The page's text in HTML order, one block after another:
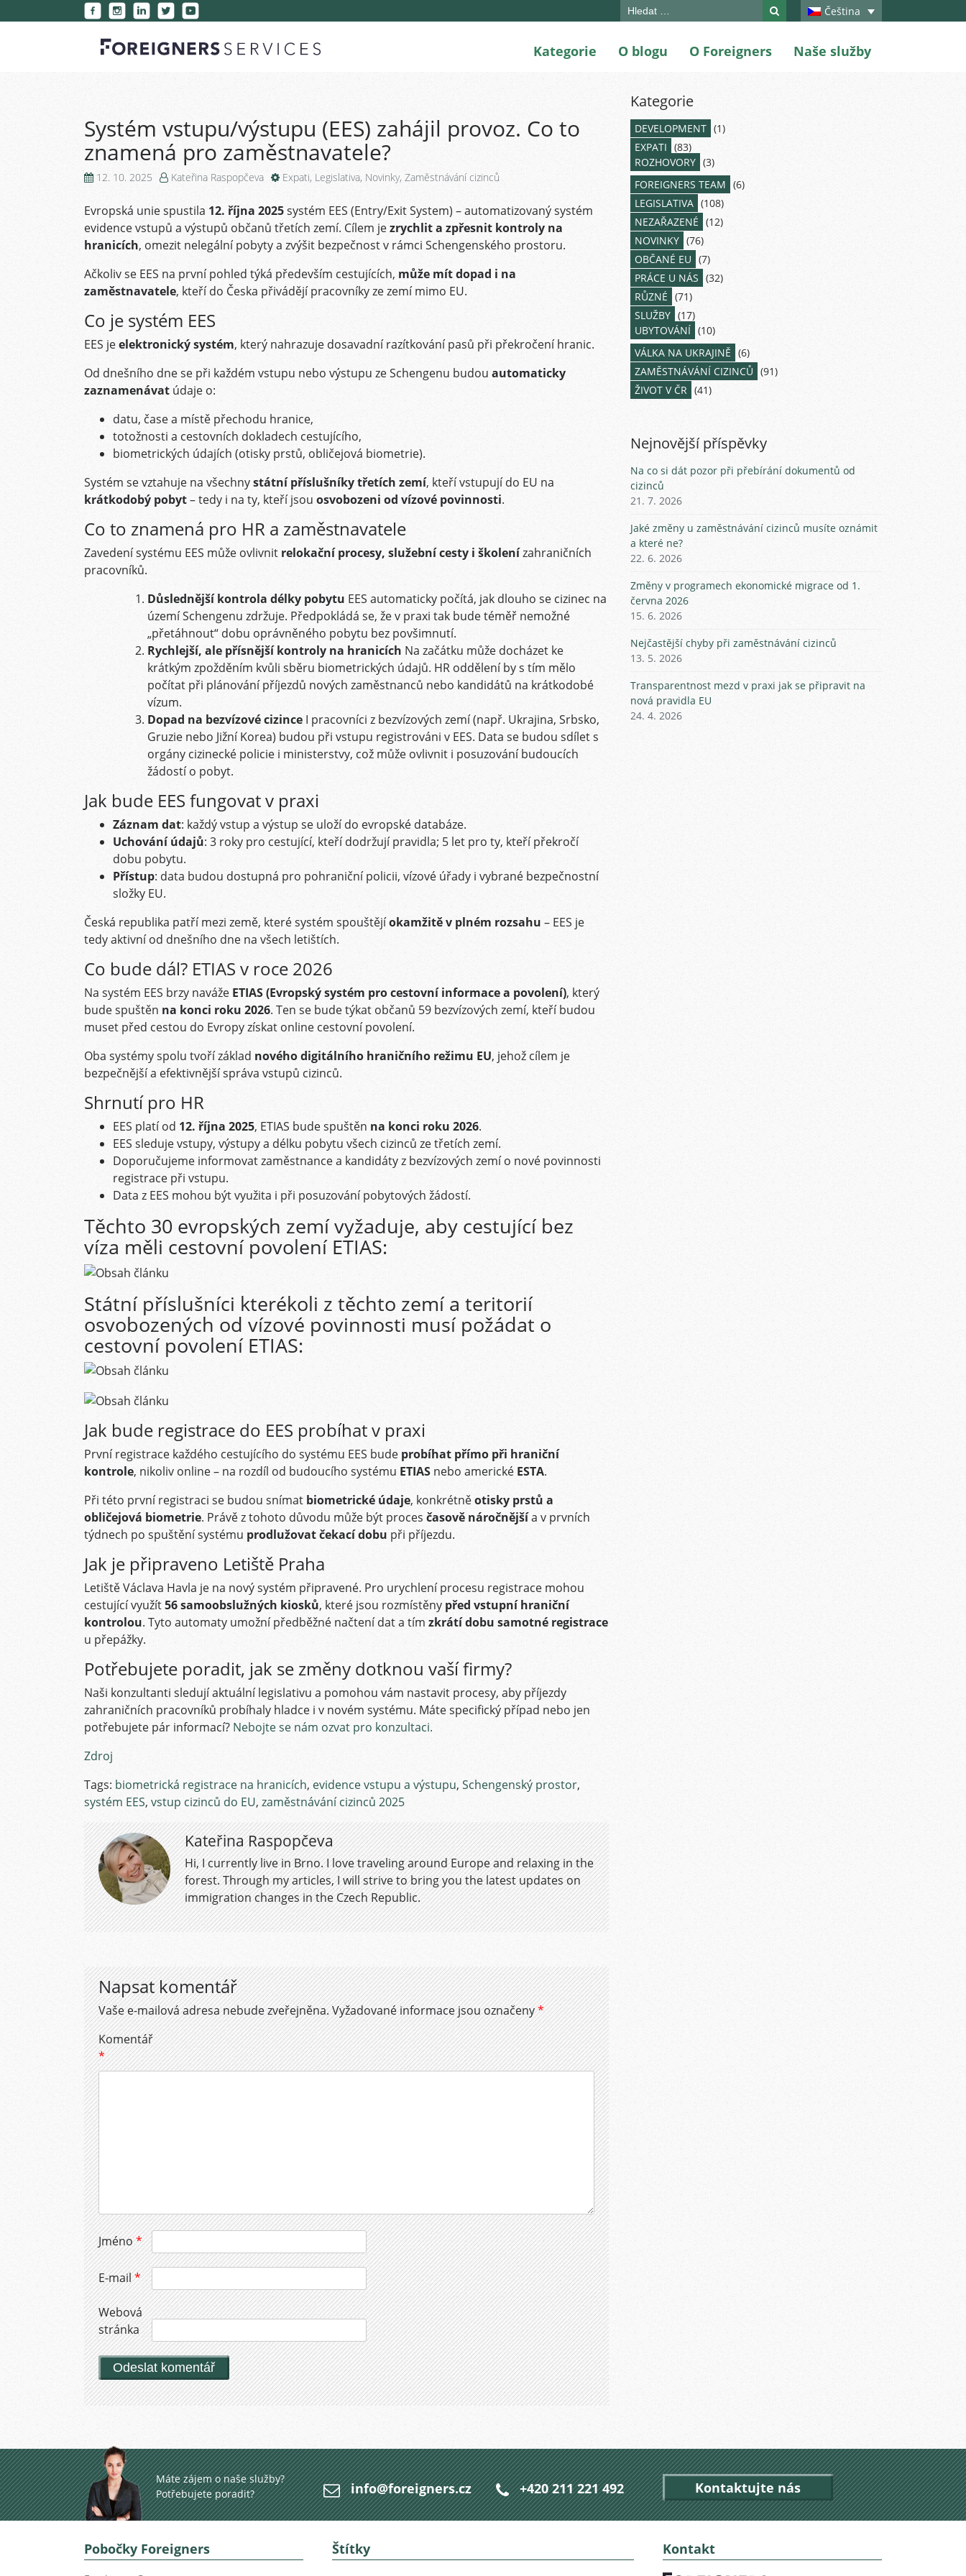
Čeština
Search
Kategorie O blogu O Foreigners Naše služby
Systém vstupu/výstupu (EES) zahájil provoz. Co to
znamená pro zaměstnavatele?
12. 10. 2025 Kateřina Raspopčeva Expati, Legislativa, Novinky, Zaměstnávání cizinců
Evropská unie spustila 12. října 2025systém EES (Entry/Exit System) – automatizovaný systém
evidence vstupů a výstupů občanů třetích zemí. Cílem jezrychlit a zpřesnit kontroly na
hranicích, omezit nelegální pobyty a zvýšit bezpečnost v rámci Schengenského prostoru.
Ačkoliv se EES na první pohled týká především cestujících, může mít dopad i na
zaměstnavatele, kteří do Česka přivádějí pracovníky ze zemí mimo EU.
Co je systém EES
EES jeelektronický systém, který nahrazuje dosavadní razítkování pasů při překročení hranic.
Od dnešního dne se při každém vstupu nebo výstupu ze Schengenu budou automaticky
zaznamenávat údaje o:
datu, čase a místě přechodu hranice,
totožnosti a cestovních dokladech cestujícího,
biometrických údajích (otisky prstů, obličejová biometrie).
Systém se vztahuje na všechnystátní příslušníky třetích zemí, kteří vstupují do EU na
krátkodobý pobyt– tedy i na ty, kteří jsou osvobozeni od vízové povinnosti.
Co to znamená pro HR a zaměstnavatele
Zavedení systému EES může ovlivnit relokační procesy, služební cesty i školenízahraničních
pracovníků.
Důslednější kontrola délky pobytu EES automaticky počítá, jak dlouho se cizinec na
území Schengenu zdržuje. Předpokládá se, že v praxi tak bude téměř nemožné
„přetáhnout“ dobu oprávněného pobytu bez povšimnutí.
Rychlejší, ale přísnější kontroly na hranicích Na začátku může docházet ke
krátkým zpožděním kvůli sběru biometrických údajů. HR oddělení by s tím mělo
počítat při plánování příjezdů nových zaměstnanců nebo kandidátů na krátkodobé
vízum.
Dopad na bezvízové cizince I pracovníci z bezvízových zemí (např. Ukrajina, Srbsko,
Gruzie nebo Jižní Korea) budou při vstupu registrováni v EES. Data se budou sdílet s
orgány cizinecké policie i ministerstvy, což může ovlivnit i posuzování budoucích
žádostí o pobyt.
Jak bude EES fungovat v praxi
Záznam dat: každý vstup a výstup se uloží do evropské databáze.
Uchování údajů: 3 roky pro cestující, kteří dodržují pravidla; 5 let pro ty, kteří překročí
dobu pobytu.
Přístup: data budou dostupná pro pohraniční policii, vízové úřady i vybrané bezpečnostní
složky EU.
Česká republika patří mezi země, které systém spouštějíokamžitě v plném rozsahu – EES je
tedy aktivní od dnešního dne na všech letištích.
Co bude dál? ETIAS v roce 2026
Na systém EES brzy naváže ETIAS (Evropský systém pro cestovní informace a povolení), který
bude spuštěn na konci roku 2026. Ten se bude týkat občanů 59 bezvízových zemí, kteří budou
muset před cestou do Evropy získat online cestovní povolení.
Oba systémy spolu tvoří základ nového digitálního hraničního režimu EU, jehož cílem je
bezpečnější a efektivnější správa vstupů cizinců.
Shrnutí pro HR
EES platí od 12. října 2025, ETIAS bude spuštěn na konci roku 2026.
EES sleduje vstupy, výstupy a délku pobytu všech cizinců ze třetích zemí.
Doporučujeme informovat zaměstnance a kandidáty z bezvízových zemí o nové povinnosti
registrace při vstupu.
Data z EES mohou být využita i při posuzování pobytových žádostí.
Těchto 30 evropských zemí vyžaduje, aby cestující bez
víza měli cestovní povolení ETIAS:
Státní příslušníci kterékoli z těchto zemí a teritorií
osvobozených od vízové povinnosti musí požádat o
cestovní povolení ETIAS:
Jak bude registrace do EES probíhat v praxi
První registrace každého cestujícího do systému EES bude probíhat přímo při hraniční
kontrole, nikoliv online – na rozdíl od budoucího systému ETIAS nebo americké ESTA.
Při této první registraci se budou snímat biometrické údaje, konkrétněotisky prstů a
obličejová biometrie. Právě z tohoto důvodu může být proces časově náročnějšía v prvních
týdnech po spuštění systému prodlužovat čekací dobu při příjezdu.
Jak je připraveno Letiště Praha
Letiště Václava Havla je na nový systém připravené. Pro urychlení procesu registrace mohou
cestující využít56 samoobslužných kiosků, které jsou rozmístěny před vstupní hraniční
kontrolou. Tyto automaty umožní předběžné načtení dat a tím zkrátí dobu samotné registrace
u přepážky.
Potřebujete poradit, jak se změny dotknou vaší firmy?
Naši konzultanti sledují aktuální legislativu a pomohou vám nastavit procesy, aby příjezdy
zahraničních pracovníků probíhaly hladce i v novém systému. Máte specifický případ nebo jen
potřebujete pár informací? Nebojte se nám ozvat pro konzultaci.
Zdroj
Tags: biometrická registrace na hranicích, evidence vstupu a výstupu, Schengenský prostor,
systém EES, vstup cizinců do EU, zaměstnávání cizinců 2025
Kateřina Raspopčeva
Hi, I currently live in Brno. I love traveling around Europe and relaxing in the
forest. Through my articles, I will strive to bring you the latest updates on
immigration changes in the Czech Republic.
Napsat komentář
Vaše e-mailová adresa nebude zveřejněna.Vyžadované informace jsou označeny*
Komentář
*
Jméno*
E-mail*
Webová
stránka
Kategorie
DEVELOPMENT (1)
EXPATI (83)
ROZHOVORY (3)
FOREIGNERS TEAM (6)
LEGISLATIVA (108)
NEZAŘAZENÉ (12)
NOVINKY (76)
OBČANÉ EU (7)
PRÁCE U NÁS (32)
RŮZNÉ (71)
SLUŽBY (17)
UBYTOVÁNÍ (10)
VÁLKA NA UKRAJINĚ (6)
ZAMĚSTNÁVÁNÍ CIZINCŮ (91)
ŽIVOT V ČR (41)
Nejnovější příspěvky
Na co si dát pozor při přebírání dokumentů od
cizinců
21. 7. 2026
Jaké změny u zaměstnávání cizinců musíte oznámit
a které ne?
22. 6. 2026
Změny v programech ekonomické migrace od 1.
června 2026
15. 6. 2026
Nejčastější chyby při zaměstnávání cizinců
13. 5. 2026
Transparentnost mezd v praxi jak se připravit na
nová pravidla EU
24. 4. 2026
Máte zájem o naše služby?
Potřebujete poradit?
info@foreigners.cz +420 211 221 492 Kontaktujte nás
Pobočky Foreigners Štítky Kontakt